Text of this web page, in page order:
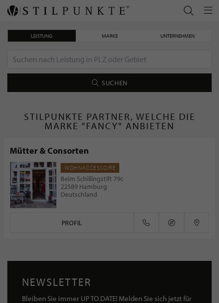
LEISTUNG MARKE UNTERNEHMEN
SUCHEN
STILPUNKTE PARTNER, WELCHE DIE
MARKE "FANCY" ANBIETEN
Mütter & Consorten
WOHNACCESSOIRE
Beim Schillingstift 79c
22589 Hamburg
Deutschland
PROFIL
NEWSLETTER
Bleiben Sie immer UP TO DATE! Melden Sie sich jetzt für